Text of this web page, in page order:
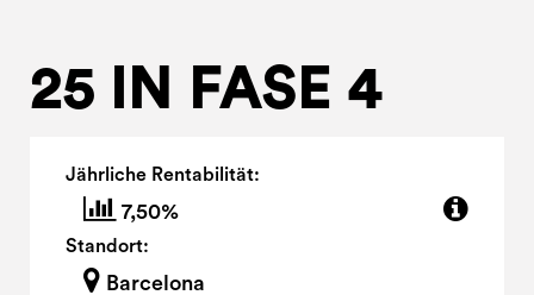
25 IN FASE 4
Jährliche Rentabilität:
7,50%
Standort:
Barcelona